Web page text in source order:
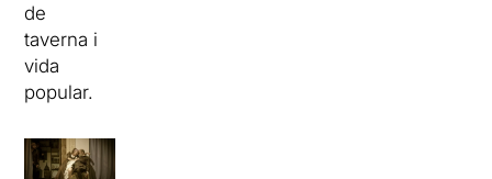
de
taverna i
vida
popular.